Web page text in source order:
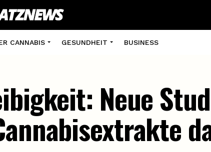
CANNABIS GESUNDHEIT BUSINESS
Neue